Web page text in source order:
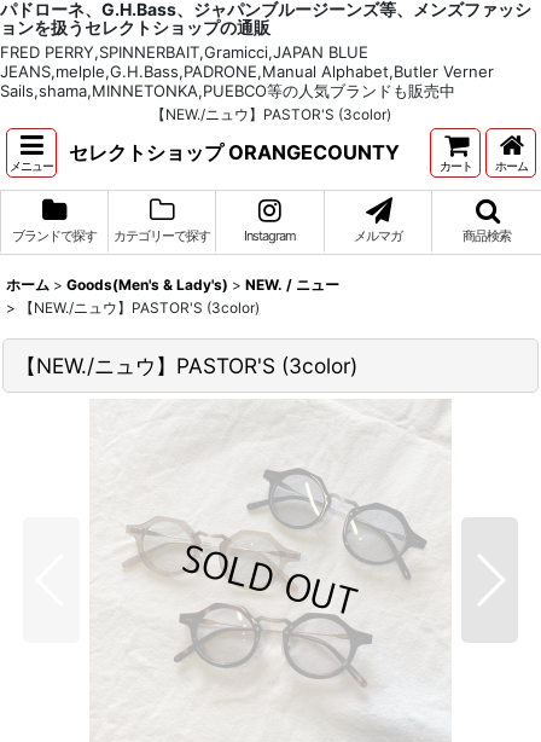
パドローネ、G.H.Bass、ジャパンブルージーンズ等、メンズファッシ
ョンを扱うセレクトショップの通販
FRED PERRY,SPINNERBAIT,Gramicci,JAPAN BLUE
JEANS,melple,G.H.Bass,PADRONE,Manual Alphabet,Butler Verner
Sails,shama,MINNETONKA,PUEBCO等の人気ブランドも販売中
【NEW./ニュウ】PASTOR'S (3color)
メニュー
セレクトショップ ORANGECOUNTY
カート ホーム
ブランドで探す カテゴリーで探す Instagram メルマガ 商品検索
ホーム > Goods(Men's & Lady's) > NEW. / ニュー
>
【NEW./ニュウ】PASTOR'S (3color)
【NEW./ニュウ】PASTOR'S (3color)